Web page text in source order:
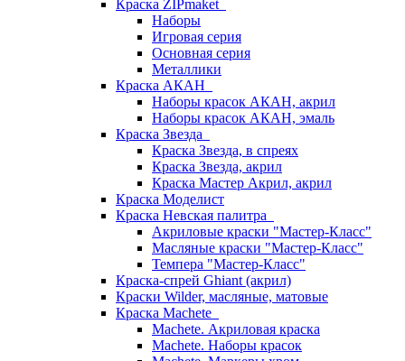
Краска ZIPmaket
Наборы
Игровая серия
Основная серия
Металлики
Краска АКАН
Наборы красок АКАН, акрил
Наборы красок АКАН, эмаль
Краска Звезда
Краска Звезда, в спреях
Краска Звезда, акрил
Краска Мастер Акрил, акрил
Краска Моделист
Краска Невская палитра
Акриловые краски "Мастер-Класс"
Масляные краски "Мастер-Класс"
Темпера "Мастер-Класс"
Краска-спрей Ghiant (акрил)
Краски Wilder, масляные, матовые
Краска Machete
Machete. Акриловая краска
Machete. Наборы красок